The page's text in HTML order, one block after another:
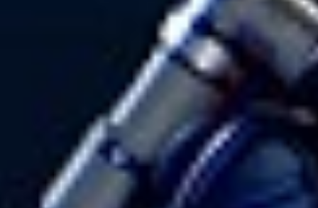
σενάριο BH*, οι παρατηρήσεις συνεχίζονται. Το
Διαστημικό Τηλεσκόπιο Hubble συνέβαλε στην εξήγηση
της απουσίας του χαρακτηριστικού«άλματος Balmer»
αποκαλύπτοντας την παρεμβολή ενός γαλαξία-ξενιστή.
«Όλα ταιριάζουν, τίποτα δεν είναι χαλασμένο, και αυτό
κάνει το παζλ του σύμπαντός μας ακόμη πιο όμορφο»
δήλωσε ο Κοκόρεφ.
«Ανυπομονώ να μάθω τι τροφοδοτεί
τις κεντρικές μηχανές των μικρών κόκκινων κουκκίδων·
ίσως σε λίγα χρόνια να έχουμε την οριστική απάντηση» .